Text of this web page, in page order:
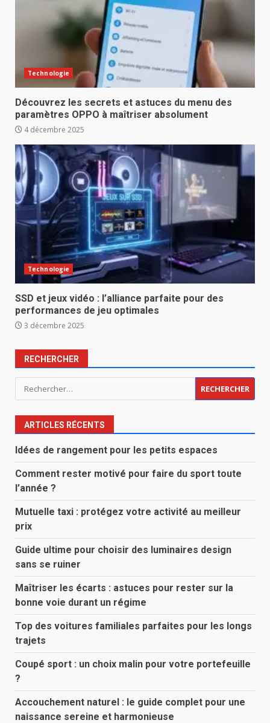
Technologie
Découvrez les secrets et astuces du menu des
paramètres OPPO à maîtriser absolument
4 décembre 2025
Technologie
SSD et jeux vidéo : l’alliance parfaite pour des
performances de jeu optimales
3 décembre 2025
RECHERCHER
Rechercher :
ARTICLES RÉCENTS
Idées de rangement pour les petits espaces
Comment rester motivé pour faire du sport toute
l’année ?
Mutuelle taxi : protégez votre activité au meilleur
prix
Guide ultime pour choisir des luminaires design
sans se ruiner
Maîtriser les écarts : astuces pour rester sur la
bonne voie durant un régime
Top des voitures familiales parfaites pour les longs
trajets
Coupé sport : un choix malin pour votre portefeuille
?
Accouchement naturel : le guide complet pour une
naissance sereine et harmonieuse